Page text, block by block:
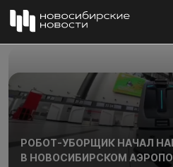
РОБОТ-УБОРЩИК НАЧАЛ
В НОВОСИБИРСКОМ